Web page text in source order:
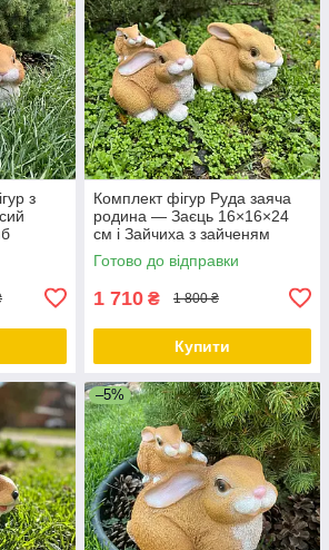
з
Комплект фігур Руда заяча
родина — Заєць 16×16×24
см і Зайчиха з зайченям
19×15×23 см
Готово до відправки
1 710 ₴ 1 800 ₴
Купити
–5%